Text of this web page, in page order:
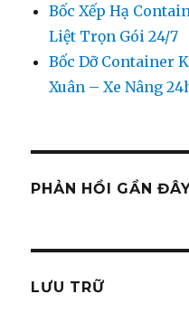
Bốc Xếp Hạ
Liệt Trọn Gói 24/7
Bốc Dỡ Container
Xuân – Xe Nâng
PHẢN HỒI GẦN
LƯU TRỮ